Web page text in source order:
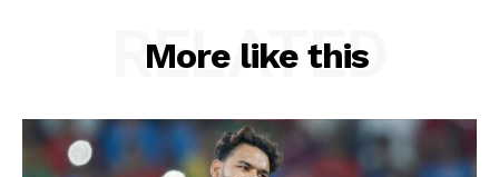
More like this
RELATED